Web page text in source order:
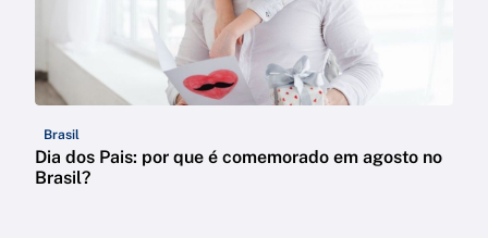
Brasil
Dia dos Pais: por que é comemorado em agosto no
Brasil?